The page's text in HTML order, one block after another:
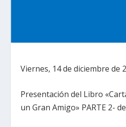
Viernes, 14 de diciembre de
Presentación del Libro
un Gran Amigo» PARTE 2-